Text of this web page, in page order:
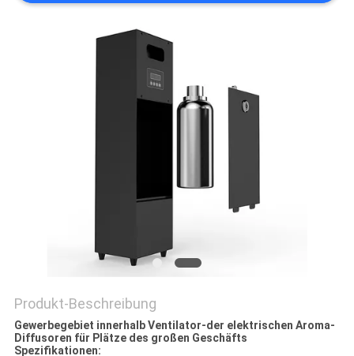
SHOPPING
Produkt-Beschreibung
Gewerbegebiet innerhalb Ventilator-der elektrischen Aroma-
Diffusoren für Plätze des großen Geschäfts
Spezifikationen: